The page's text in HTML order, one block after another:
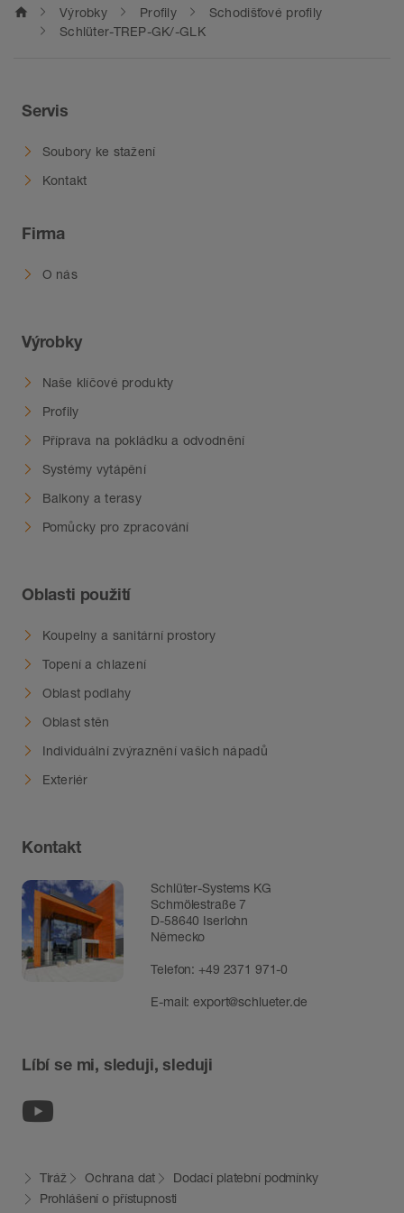
home Výrobky Profily
Schodišťové profily
Schlüter-TREP-GK/-GLK
Servis
Soubory ke stažení
Kontakt
Firma
O nás
Výrobky
Naše klíčové produkty
Profily
Příprava na pokládku a odvodnění
Systémy vytápění
Balkony a terasy
Pomůcky pro zpracování
Oblasti použití
Koupelny a sanitární prostory
Topení a chlazení
Oblast podlahy
Oblast stěn
Individuální zvýraznění vašich nápadů
Exteriér
Kontakt
Schlüter-Systems KG
Schmölestraße 7
D-58640 Iserlohn
Německo
Telefon:+49 2371 971-0
E-mail:export@schlueter.de
Líbí se mi, sleduji, sleduji
Tiráž Ochrana dat
Dodací platební podmínky
Prohlášení o přístupnosti